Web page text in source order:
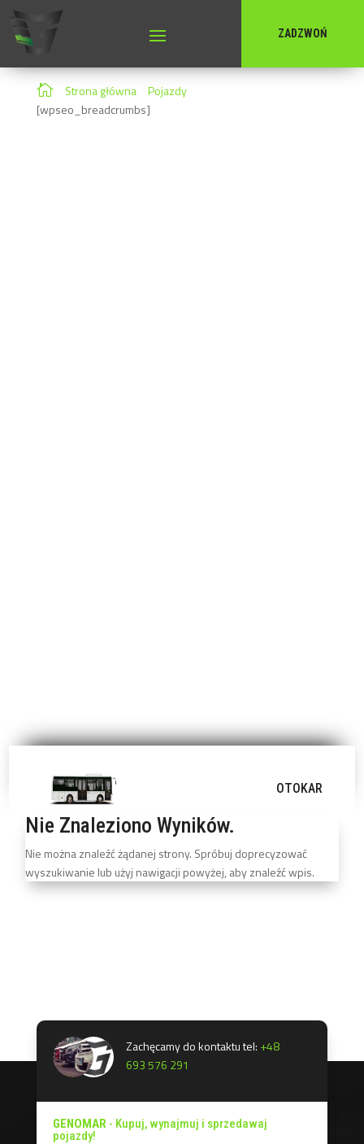
ZADZWOŃ
 Strona główna» Pojazdy»
[wpseo_breadcrumbs]
OTOKAR
Nie Znaleziono Wyników.
Nie można znaleźć żądanej strony. Spróbuj doprecyzować
wyszukiwanie lub użyj nawigacji powyżej, aby znaleźć wpis.
Zachęcamy do kontaktu tel: +48
693 576 291
GENOMAR- Kupuj, wynajmuj i sprzedawaj
pojazdy!